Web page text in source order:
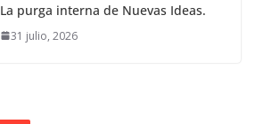
La purga interna de Nuevas Ideas.
31 julio, 2026